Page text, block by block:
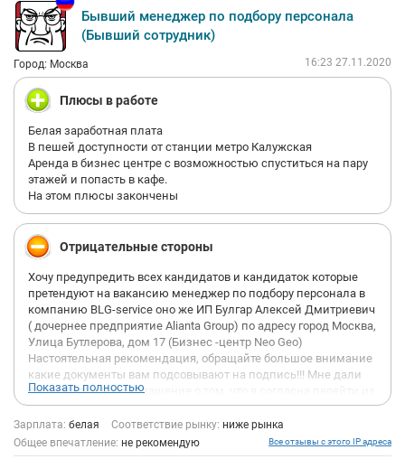
Бывший менеджер по подбору персонала
(Бывший сотрудник)
Город: Москва 16:23 27.11.2020
Плюсы в работе
Белая заработная плата
В пешей доступности от станции метро Калужская
Аренда в бизнес центре с возможностью спуститься на пару
этажей и попасть в кафе.
На этом плюсы закончены
Отрицательные стороны
Хочу предупредить всех кандидатов и кандидаток которые
претендуют на вакансию менеджер по подбору персонала в
компанию BLG-service оно же ИП Булгар Алексей Дмитриевич
( дочернее предприятие Alianta Group) по адресу город Москва,
Улица Бутлерова, дом 17 (Бизнес -центр Neo Geo)
Настоятельная рекомендация, обращайте большое внимание
какие документы вам подсовывают на подпись!!! Мне дали
дополнительное соглашение о том, что я согласна перейти из
отдела алианта групп в отдел продаж. Так как директор Булгар
Алексей не каждый день в офисе и спешил я быстренько
подписала. А он подсунул доп. соглашение, что переводит
меня с должности менеджер по подбору персонала на
Показать полностью
Зарплата: белая Соответствие рынку: ниже рынка
Общее впечатление: не рекомендую Все отзывы с этого IP адреса